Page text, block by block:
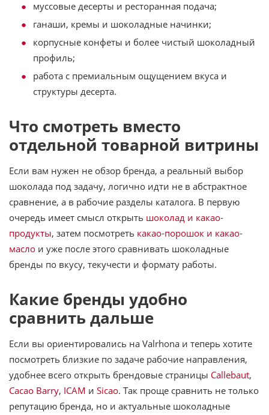
муссовые десерты и ресторанная подача;
ганаши, кремы и шоколадные начинки;
корпусные конфеты и более чистый шоколадный
профиль;
работа с премиальным ощущением вкуса и
структуры десерта.
Что смотреть вместо
отдельной товарной витрины
Если вам нужен не обзор бренда, а реальный выбор
шоколада под задачу, логично идти не в абстрактное
сравнение, а в рабочие разделы каталога. В первую
очередь имеет смысл открыть шоколад и какао-
продукты, затем посмотреть какао-порошок и какао-
масло и уже после этого сравнивать шоколадные
бренды по вкусу, текучести и формату работы.
Какие бренды удобно
сравнить дальше
Если вы ориентировались на Valrhona и теперь хотите
посмотреть близкие по задаче рабочие направления,
удобнее всего открыть брендовые страницы Callebaut,
Cacao Barry, ICAM и Sicao. Так проще сравнить не только
репутацию бренда, но и актуальные шоколадные